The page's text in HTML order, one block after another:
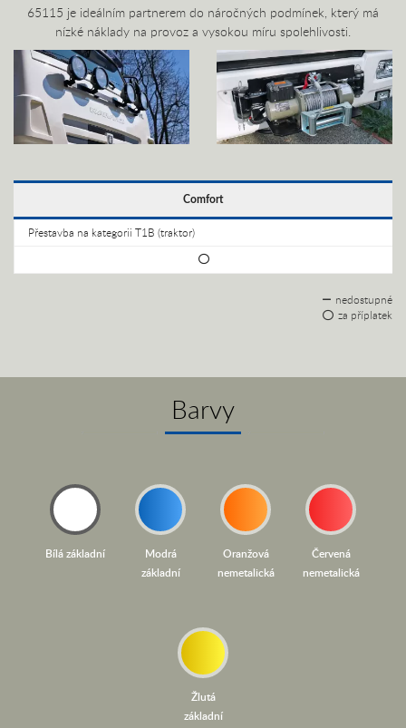
65115 je ideálním partnerem do náročných podmínek, který má
nízké náklady na provoz a vysokou míru spolehlivosti.
Comfort
Přestavba na kategorii T1B (traktor)
nedostupné
za příplatek
Barvy
Bílá základní
Modrá
základní
Oranžová
nemetalická
Červená
nemetalická
Žlutá
základní